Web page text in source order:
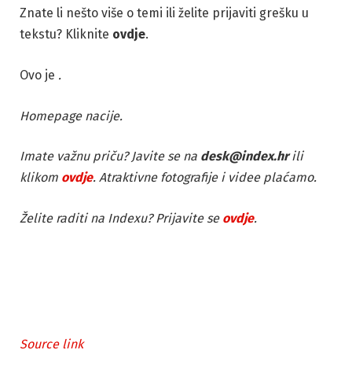
Znate li nešto više o temi ili želite prijaviti grešku u
tekstu? Kliknite ovdje.
Ovo je .
Homepage nacije.
Imate važnu priču? Javite se na desk@index.hrili
klikom ovdje. Atraktivne fotografije i videe plaćamo.
Želite raditi na Indexu? Prijavite se ovdje.
Source link